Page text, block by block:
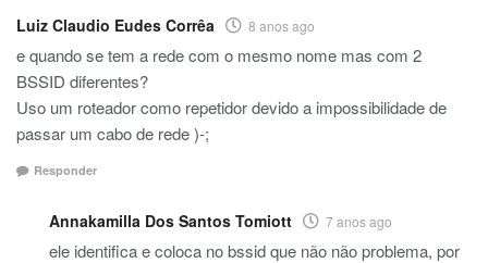
Luiz Claudio Eudes Corrêa 8 anos ago
e quando se tem a rede com o mesmo nome mas com 2
BSSID diferentes?
Uso um roteador como repetidor devido a impossibilidade de
passar um cabo de rede )-;
Responder
Annakamilla Dos Santos Tomiott 7 anos ago
ele identifica e coloca no bssid que não não problema, por